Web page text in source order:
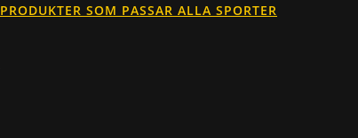
PRODUKTER SOM PASSAR ALLA SPORTER